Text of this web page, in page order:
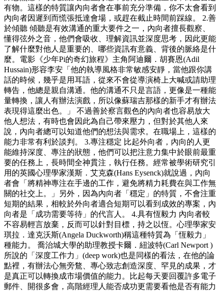
有物。這樣的特質讓內向者會在事前充分準備，你不太會看到
內向者因遲到而慌張抵達會場，或趕在截止時間前踩線。 2.善
於傾聽 傾聽是有效溝通的重大要件之一，內向者擅長觀察、
懂得弦外之音，他們會吸收、理解資訊並深度思考，因此更能
了解什麼對他人是重要的、哪些資訊有意義、背後的脈絡是什
麼。電影《少年Pi的奇幻旅程》主角阿迪爾．胡賽恩(Adil
Hussain)形容李安「他的執導風格非常敏感安靜，當他跟你講
話的時候，幾乎是用耳語，從來不會從導演椅上大喊或請助理
轉告，他總是親自溝通。他的溝通不只是言語，更像是一種能
量轉換，讓人有辦法演戲，所以像蘇瑞吉那樣的新手才有辦法
表現得這麼出色。」 不過善於察言觀色的內向者也容易放大
他人想法，有時也會因此為自己帶來壓力，但對於其他人來
說，內向者總可以知道他們的想法與需求。在職場上，這樣的
能力非常有利於談判。 3.專注穩定 比起外向者，內向的人更
能維持深度、專注的狀態，他們可以把注意力集中於眼前最重
要的任務上，長時間全神貫注，執行任務。經常被學術研究引
用的英國心理學家漢斯．艾克森(Hans Eysenck)就說過，內向
者會「將精神專注在手邊的工作，避免將精力耗費在與工作無
關的社交上。」另外，因為內向者「穩定」的特質，不會注重
短期的結果，相較於外向者適合短期可以看到成效的專案，內
向者是「成功需要等待」的代言人。 4.具有恆毅力 內向者較
不容易輕言放棄，反而可以針對目標，持之以恆。心理學家安
琪拉．達克沃斯(Angela Duckworth)稱這種特質為「恆毅力」
種能力。 喬治城大學的助理教授卡爾．紐波特(Carl Newport )
所說的「深度工作力」(deep work)也是同樣的看法，在他的論
點裡，有辦法心無旁鶩、專心致志創造深度、罕見的成果，才
是真正可以轉換成市場價值的能力。比起每天要回覆許多電子
郵件、開很多會，高階經理人能否成功更需要看他是否有能力